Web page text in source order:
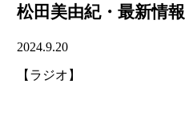
松田美由紀・最新情報
2024.9.20
【ラジオ】